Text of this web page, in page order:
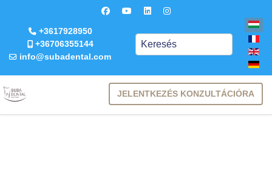
Keresés
+3617928950
+36706355144
info@subadental.com
JELENTKEZÉS KONZULTÁCIÓRA